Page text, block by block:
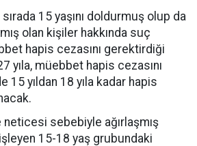
15 yaşını doldurmuş olup da
olan kişiler hakkında suç
hapis cezasını gerektirdiği
yıla, müebbet hapis cezasını
yıldan 18 yıla kadar hapis
sebebiyle ağırlaşmış
15-18 yaş grubundaki